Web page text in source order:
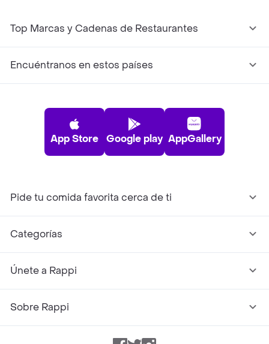
Top Marcas y Cadenas de Restaurantes
Encuéntranos en estos países
App Store Google play AppGallery
Pide tu comida favorita cerca de ti
Categorías
Únete a Rappi
Sobre Rappi